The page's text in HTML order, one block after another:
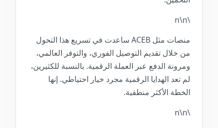
منصات مثل ACEB ساعدت في تسريع هذا التحول
من خلال تقديم التوصيل الفوري، والتوفر العالمي،
ومرونة الدفع عبر العملة الرقمية. بالنسبة للكثيرين،
لم تعد الهدايا الرقمية مجرد خيار احتياطي. إنها
الخطة الأكثر منطقية.